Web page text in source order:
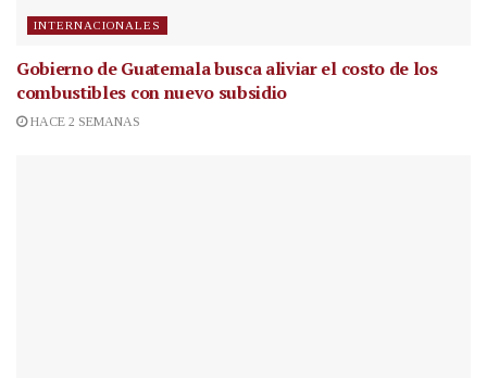
INTERNACIONALES
Gobierno de Guatemala busca aliviar el costo de los
combustibles con nuevo subsidio
HACE 2 SEMANAS